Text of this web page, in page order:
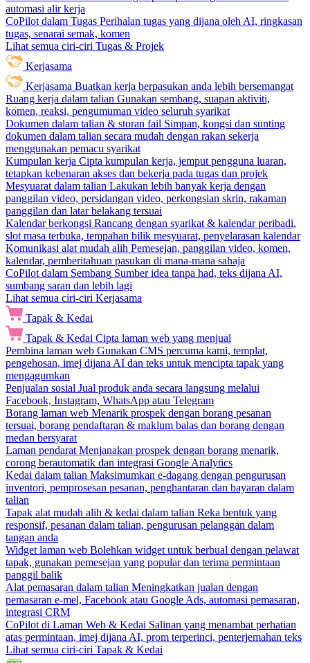
automasi alir kerja
CoPilot dalam Tugas Perihalan tugas yang dijana oleh AI, ringkasan
tugas, senarai semak, komen
Lihat semua ciri-ciri Tugas & Projek
Kerjasama
Kerjasama Buatkan kerja berpasukan anda lebih bersemangat
Ruang kerja dalam talian Gunakan sembang, suapan aktiviti,
komen, reaksi, pengumuman video seluruh syarikat
Dokumen dalam talian & storan fail Simpan, kongsi dan sunting
dokumen dalam talian secara mudah dengan rakan sekerja
menggunakan pemacu syarikat
Kumpulan kerja Cipta kumpulan kerja, jemput pengguna luaran,
tetapkan kebenaran akses dan bekerja pada tugas dan projek
Mesyuarat dalam talian Lakukan lebih banyak kerja dengan
panggilan video, persidangan video, perkongsian skrin, rakaman
panggilan dan latar belakang tersuai
Kalendar berkongsi Rancang dengan syarikat & kalendar peribadi,
slot masa terbuka, tempahan bilik mesyuarat, penyelarasan kalendar
Komunikasi alat mudah alih Pemesejan, panggilan video, komen,
kalendar, pemberitahuan pasukan di mana-mana sahaja
CoPilot dalam Sembang Sumber idea tanpa had, teks dijana AI,
sumbang saran dan lebih lagi
Lihat semua ciri-ciri Kerjasama
Tapak & Kedai
Tapak & Kedai Cipta laman web yang menjual
Pembina laman web Gunakan CMS percuma kami, templat,
pengehosan, imej dijana AI dan teks untuk mencipta tapak yang
mengagumkan
Penjualan sosial Jual produk anda secara langsung melalui
Facebook, Instagram, WhatsApp atau Telegram
Borang laman web Menarik prospek dengan borang pesanan
tersuai, borang pendaftaran & maklum balas dan borang dengan
medan bersyarat
Laman pendarat Menjanakan prospek dengan borang menarik,
corong berautomatik dan integrasi Google Analytics
Kedai dalam talian Maksimumkan e-dagang dengan pengurusan
inventori, pemprosesan pesanan, penghantaran dan bayaran dalam
talian
Tapak alat mudah alih & kedai dalam talian Reka bentuk yang
responsif, pesanan dalam talian, pengurusan pelanggan dalam
tangan anda
Widget laman web Bolehkan widget untuk berbual dengan pelawat
tapak, gunakan pemesejan yang popular dan terima permintaan
panggil balik
Alat pemasaran dalam talian Meningkatkan jualan dengan
pemasaran e-mel, Facebook atau Google Ads, automasi pemasaran,
integrasi CRM
CoPilot di Laman Web & Kedai Salinan yang menambat perhatian
atas permintaan, imej dijana AI, prom terperinci, penterjemahan teks
Lihat semua ciri-ciri Tapak & Kedai